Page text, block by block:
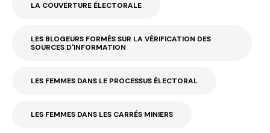
LA COUVERTURE ÉLECTORALE
LES BLOGEURS FORMÉS SUR LA VÉRIFICATION DES
SOURCES D'INFORMATION
LES FEMMES DANS LE PROCESSUS ÉLECTORAL
LES FEMMES DANS LES CARRÉS MINIERS